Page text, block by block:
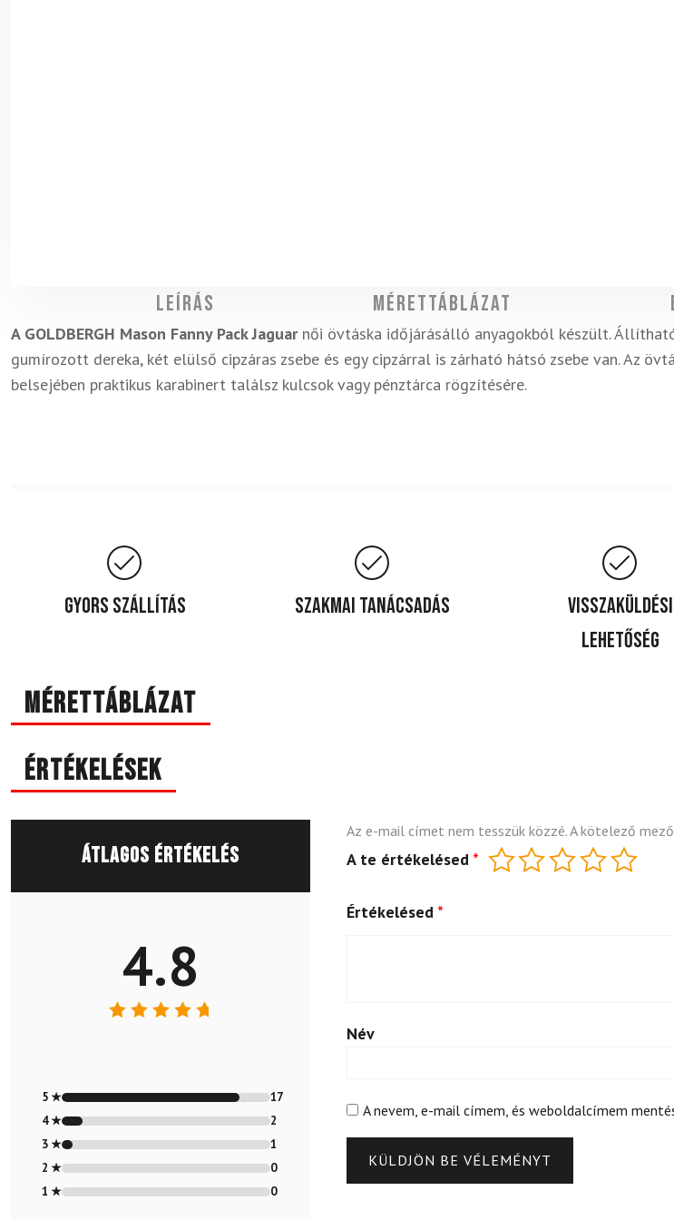
Leírás Mérettáblázat
A GOLDBERGH Mason Fanny Pack Jaguarnői övtáska időjárásálló anyagokból készült.
gumírozott dereka, két elülső cipzáras zsebe és egy cipzárral is zárható hátsó zsebe van. Az
belsejében praktikus karabinert találsz kulcsok vagy pénztárca rögzítésére.
Gyors szállítás Szakmai tanácsadás
Visszaküldési
lehetőség
Mérettáblázat
Értékelések
Átlagos értékelés
4.8
5 ★
17
4 ★
2
3 ★
1
2 ★
0
1 ★
0
Az e-mail címet nem tesszük közzé.A kötelező
A te értékelésed *
Értékelésed *
Név
A nevem, e-mail címem, és weboldalcímem